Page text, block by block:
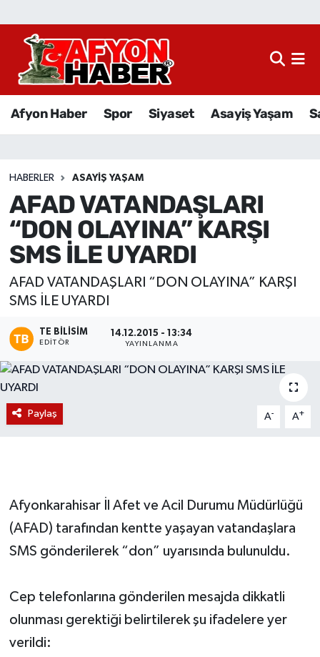
Afyon Haber Spor Siyaset Asayiş Yaşam
HABERLER ASAYIŞ YAŞAM
AFAD VATANDAŞLARI
“DON OLAYINA” KARŞI
SMS İLE UYARDI
AFAD VATANDAŞLARI “DON OLAYINA” KARŞI
SMS İLE UYARDI
TE BILISIM
EDITÖR
14.12.2015 - 13:34
YAYINLANMA
Paylaş A- A+
Afyonkarahisar İl Afet ve Acil Durumu Müdürlüğü
(AFAD) tarafından kentte yaşayan vatandaşlara
SMS gönderilerek “don” uyarısında bulunuldu.
Cep telefonlarına gönderilen mesajda dikkatli
olunması gerektiği belirtilerek şu ifadelere yer
verildi:
Afyon Haber
Sağlık
Eğitim
Ekonomi
Magazin